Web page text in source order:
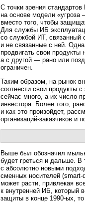
С точки зрения
на основе модели «угроза
вместо того, чтобы
Для службы ИБ
со службой ИТ, связанный
и не связанные с ней.
продвигать свои
а с другой — рано или
ограничен.
Таким образом, на рынок
соотнести свои продукты
сейчас много, а их число
инвестора. Более того,
и как это произойдет,
организаций-заказчиков и
Выше был обозначил
будет греться и дальше. В
с абсолютно новыми
сменных носителей (smart-
может расти, привлекая
к внутренней ИБ, который
защиты в конце 1990-ых,